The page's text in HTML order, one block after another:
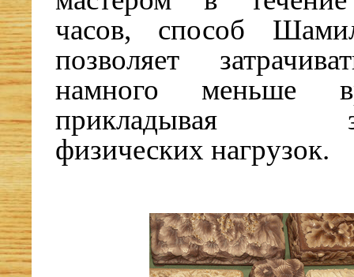
часов, способ
позволяет
намного меньше
прикладывая
физических нагрузок.